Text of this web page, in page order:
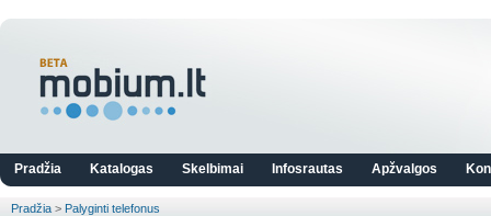
Pradžia Katalogas Skelbimai Infosrautas Apžvalgos
Pradžia > Palyginti telefonus